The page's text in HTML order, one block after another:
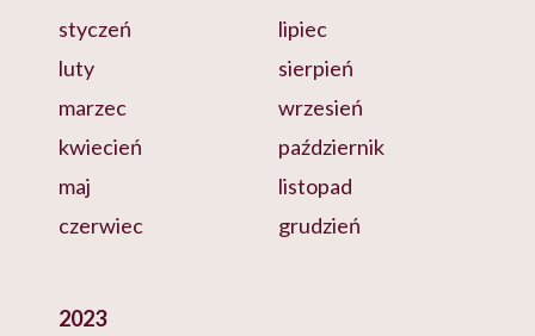
styczeń
luty
marzec
kwiecień
maj
czerwiec
lipiec
sierpień
wrzesień
październik
listopad
grudzień
2023